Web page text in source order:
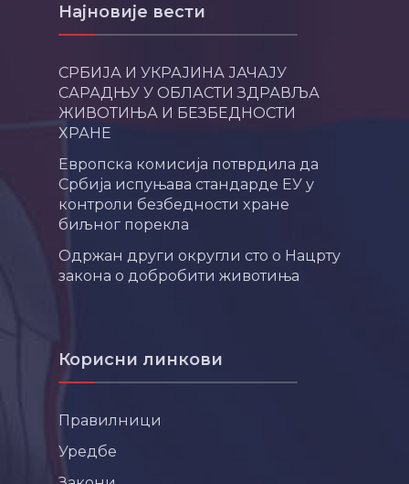
Најновије вести
СРБИЈА И УКРАЈИНА ЈАЧАЈУ
САРАДЊУ У ОБЛАСТИ ЗДРАВЉА
ЖИВОТИЊА И БЕЗБЕДНОСТИ
ХРАНЕ
Европска комисија потврдила да
Србија испуњава стандарде ЕУ у
контроли безбедности хране
биљног порекла
Одржан други округли сто о Нацрту
закона о добробити животиња
Корисни линкови
Правилници
Уредбе